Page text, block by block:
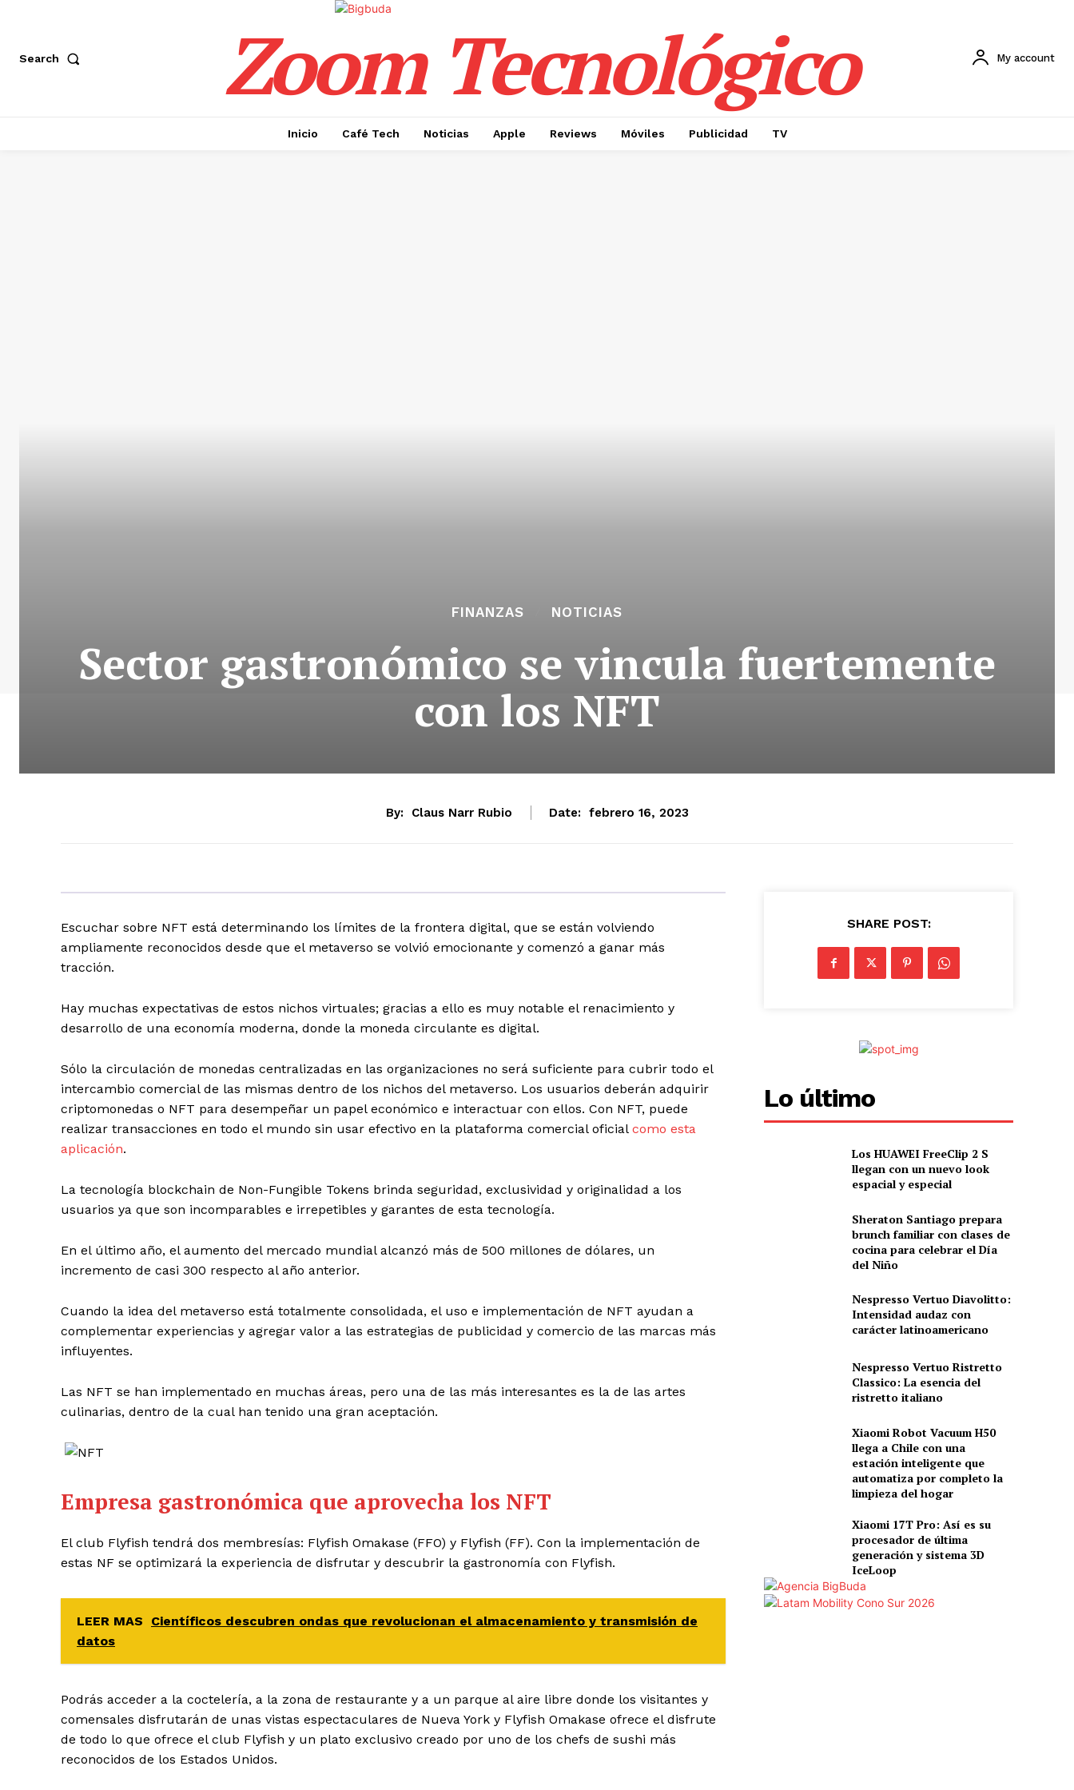
Search Zoom Tecnológico My account
Inicio Café Tech Noticias Apple Reviews Móviles Publicidad TV
FINANZAS NOTICIAS
Sector gastronómico se vincula fuertemente
con los NFT
By: Claus Narr Rubio Date: febrero 16, 2023
Escuchar sobre NFT está determinando los límites de la frontera digital, que se están volviendo
ampliamente reconocidos desde que el metaverso se volvió emocionante y comenzó a ganar más
tracción.
Hay muchas expectativas de estos nichos virtuales; gracias a ello es muy notable el renacimiento y
desarrollo de una economía moderna, donde la moneda circulante es digital.
Sólo la circulación de monedas centralizadas en las organizaciones no será suficiente para cubrir todo el
intercambio comercial de las mismas dentro de los nichos del metaverso. Los usuarios deberán adquirir
criptomonedas o NFT para desempeñar un papel económico e interactuar con ellos. Con NFT, puede
realizar transacciones en todo el mundo sin usar efectivo en la plataforma comercial oficial como esta
aplicación.
La tecnología blockchain de Non-Fungible Tokens brinda seguridad, exclusividad y originalidad a los
usuarios ya que son incomparables e irrepetibles y garantes de esta tecnología.
En el último año, el aumento del mercado mundial alcanzó más de 500 millones de dólares, un
incremento de casi 300 respecto al año anterior.
Cuando la idea del metaverso está totalmente consolidada, el uso e implementación de NFT ayudan a
complementar experiencias y agregar valor a las estrategias de publicidad y comercio de las marcas más
influyentes.
Las NFT se han implementado en muchas áreas, pero una de las más interesantes es la de las artes
culinarias, dentro de la cual han tenido una gran aceptación.
Empresa gastronómica que aprovecha los NFT
El club Flyfish tendrá dos membresías: Flyfish Omakase (FFO) y Flyfish (FF). Con la implementación de
estas NF se optimizará la experiencia de disfrutar y descubrir la gastronomía con Flyfish.
LEER MAS
Científicos descubren ondas que revolucionan el almacenamiento y transmisión de
datos
Podrás acceder a la coctelería, a la zona de restaurante y a un parque al aire libre donde los visitantes y
comensales disfrutarán de unas vistas espectaculares de Nueva York y Flyfish Omakase ofrece el disfrute
de todo lo que ofrece el club Flyfish y un plato exclusivo creado por uno de los chefs de sushi más
reconocidos de los Estados Unidos.
SHARE POST:
Lo último
Los HUAWEI FreeClip 2 S
llegan con un nuevo look
espacial y especial
Sheraton Santiago prepara
brunch familiar con clases de
cocina para celebrar el Día
del Niño
Nespresso Vertuo Diavolitto:
Intensidad audaz con
carácter latinoamericano
Nespresso Vertuo Ristretto
Classico: La esencia del
ristretto italiano
Xiaomi Robot Vacuum H50
llega a Chile con una
estación inteligente que
automatiza por completo la
limpieza del hogar
Xiaomi 17T Pro: Así es su
procesador de última
generación y sistema 3D
IceLoop